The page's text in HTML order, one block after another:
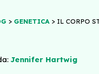
> GENETICA > IL CORPO
Jennifer Hartwig